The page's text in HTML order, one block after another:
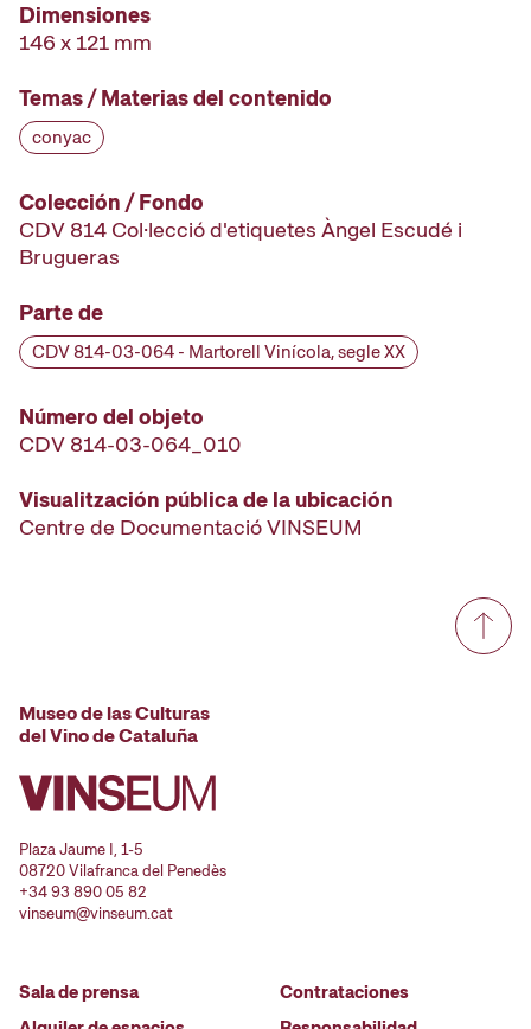
Dimensiones
146 x 121 mm
Temas / Materias del contenido
conyac
Colección / Fondo
CDV 814 Col·lecció d'etiquetes Àngel Escudé i
Brugueras
Parte de
CDV 814-03-064 - Martorell Vinícola, segle XX
Número del objeto
CDV 814-03-064_010
Visualitzación pública de la ubicación
Centre de Documentació VINSEUM
Museo de las Culturas
del Vino de Cataluña
Plaza Jaume I, 1-5
08720 Vilafranca del Penedès
+34 93 890 05 82
vinseum@vinseum.cat
Sala de prensa
Contrataciones